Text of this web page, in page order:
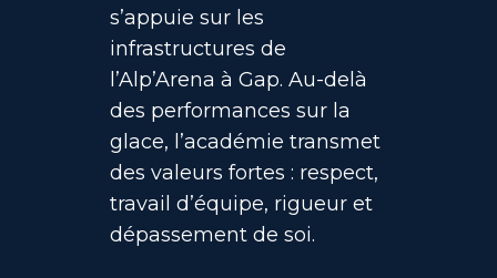
s’appuie sur les
infrastructures de
l’Alp’Arena à Gap. Au-delà
des performances sur la
glace, l’académie transmet
des valeurs fortes : respect,
travail d’équipe, rigueur et
dépassement de soi.